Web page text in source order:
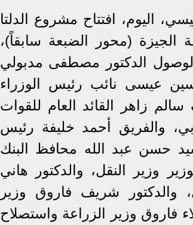
اليوم، افتتاح مشروع الدلتا
الجيزة (محور الضبعة سابقاً)،
الدكتور مصطفى مدبولي
عيسى نائب رئيس الوزراء
زاهر القائد العام للقوات
والفريق أحمد خليفة رئيس
حسن عبد الله محافظ البنك
وزير النقل، والدكتور هاني
والدكتور شريف فاروق وزير
فاروق وزير الزراعة واستصلاح